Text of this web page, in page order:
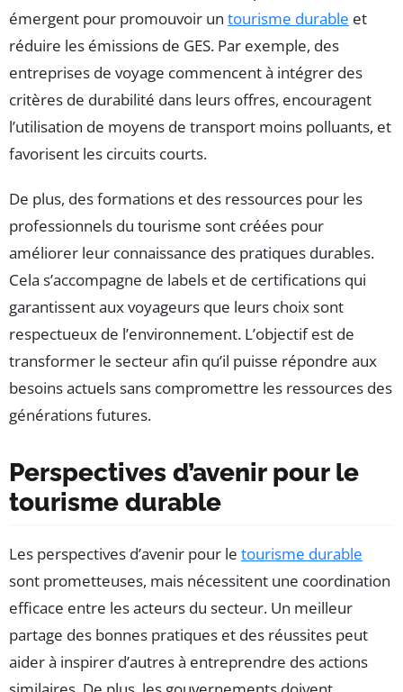
émergent pour promouvoir un tourisme durable et
réduire les émissions de GES. Par exemple, des
entreprises de voyage commencent à intégrer des
critères de durabilité dans leurs offres, encouragent
l’utilisation de moyens de transport moins polluants, et
favorisent les circuits courts.
De plus, des formations et des ressources pour les
professionnels du tourisme sont créées pour
améliorer leur connaissance des pratiques durables.
Cela s’accompagne de labels et de certifications qui
garantissent aux voyageurs que leurs choix sont
respectueux de l’environnement. L’objectif est de
transformer le secteur afin qu’il puisse répondre aux
besoins actuels sans compromettre les ressources des
générations futures.
Perspectives d’avenir pour le
tourisme durable
Les perspectives d’avenir pour le tourisme durable
sont prometteuses, mais nécessitent une coordination
efficace entre les acteurs du secteur. Un meilleur
partage des bonnes pratiques et des réussites peut
aider à inspirer d’autres à entreprendre des actions